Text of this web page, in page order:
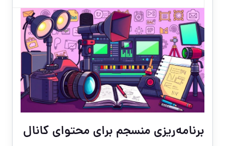
برنامه‌ریزی منسجم برای محتوای کانال